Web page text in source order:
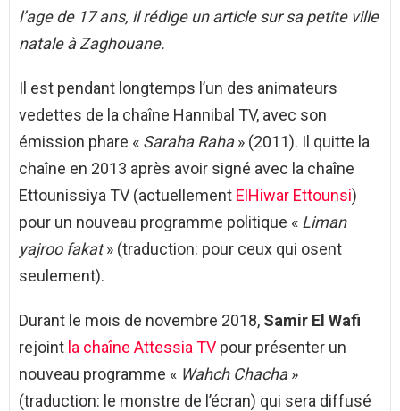
l’age de 17 ans, il rédige un article sur sa petite ville
natale à Zaghouane.
Il est pendant longtemps l’un des animateurs
vedettes de la chaîne Hannibal TV, avec son
émission phare « Saraha Raha» (2011). Il quitte la
chaîne en 2013 après avoir signé avec la chaîne
Ettounissiya TV (actuellement ElHiwar Ettounsi)
pour un nouveau programme politique « Liman
yajroo fakat» (traduction: pour ceux qui osent
seulement).
Durant le mois de novembre 2018, Samir El Wafi
rejoint la chaîne Attessia TV pour présenter un
nouveau programme « Wahch Chacha»
(traduction: le monstre de l’écran) qui sera diffusé